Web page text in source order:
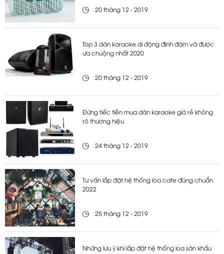
20 tháng 12 - 2019
Top 3 dàn karaoke di động đình đám và được
ưa chuộng nhất 2020
20 tháng 12 - 2019
Đừng tiếc tiền mua dàn karaoke giá rẻ không
rõ thương hiệu
24 tháng 12 - 2019
Tư vấn lắp đặt hệ thống loa cafe đúng chuẩn
2022
25 tháng 12 - 2019
Những lưu ý khi lắp đặt hệ thống loa sân khấu